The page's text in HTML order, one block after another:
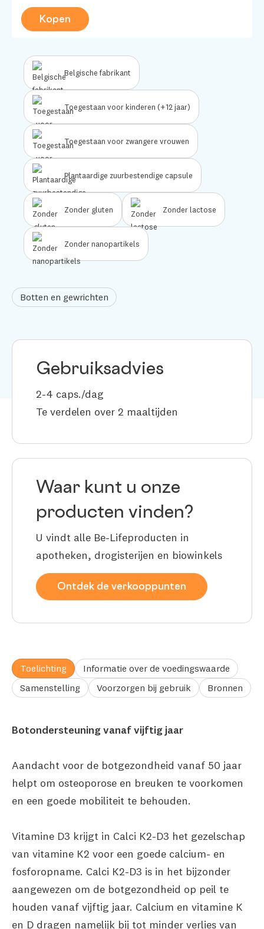
Kopen
Belgische fabrikant
Toegestaan voor kinderen (+12 jaar)
Toegestaan voor zwangere vrouwen
Plantaardige zuurbestendige capsule
Zonder gluten Zonder lactose
Zonder nanopartikels
Botten en gewrichten
Gebruiksadvies
2-4 caps./dag
Te verdelen over 2 maaltijden
Waar kunt u onze
producten vinden?
U vindt alle Be-Lifeproducten in
apotheken, drogisterijen en biowinkels
Ontdek de verkooppunten
Toelichting
Informatie over de voedingswaarde
Samenstelling
Voorzorgen bij gebruik Bronnen
Botondersteuning vanaf vijftig jaar
Aandacht voor de botgezondheid vanaf 50 jaar
helpt om osteoporose en breuken te voorkomen
en een goede mobiliteit te behouden.
Vitamine D3 krijgt in Calci K2-D3 het gezelschap
van vitamine K2 voor een goede calcium- en
fosforopname. Calci K2-D3 is in het bijzonder
aangewezen om de botgezondheid op peil te
houden vanaf vijftig jaar. Calcium en vitamine K
en D dragen namelijk bij tot minder verlies van